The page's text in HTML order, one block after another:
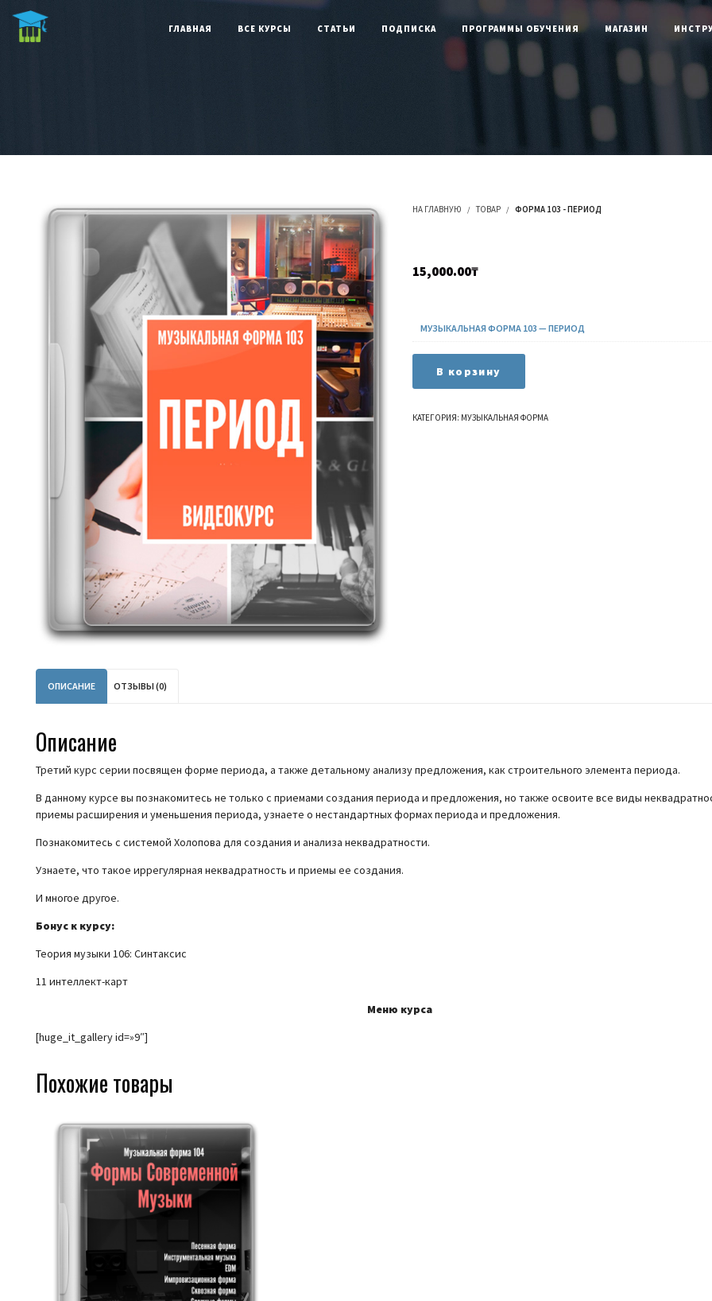
Бесплатные видеокурсы и книги
ГЛАВНАЯ ВСЕ КУРСЫ СТАТЬИ ПОДПИСКА ПРОГРАММЫ ОБУЧЕНИЯ МАГАЗИН
НА ГЛАВНУЮ ТОВАР ФОРМА 103 - ПЕРИОД
15,000.00₸
МУЗЫКАЛЬНАЯ ФОРМА 103 — ПЕРИОД
товара
103
В корзину
КАТЕГОРИЯ: МУЗЫКАЛЬНАЯ ФОРМА
ОПИСАНИЕ ОТЗЫВЫ (0)
Описание
Третий курс серии посвящен форме периода, а также детальному анализу предложения, как строительного элемента периода.
В данному курсе вы познакомитесь не только с приемами создания периода и предложения, но также освоите все виды
приемы расширения и уменьшения периода, узнаете о нестандартных формах периода и предложения.
Познакомитесь с системой Холопова для создания и анализа неквадратности.
Узнаете, что такое иррегулярная неквадратность и приемы ее создания.
И многое другое.
Бонус к курсу:
Теория музыки 106: Синтаксис
11 интеллект-карт
Меню курса
[huge_it_gallery id=»9″]
Похожие товары